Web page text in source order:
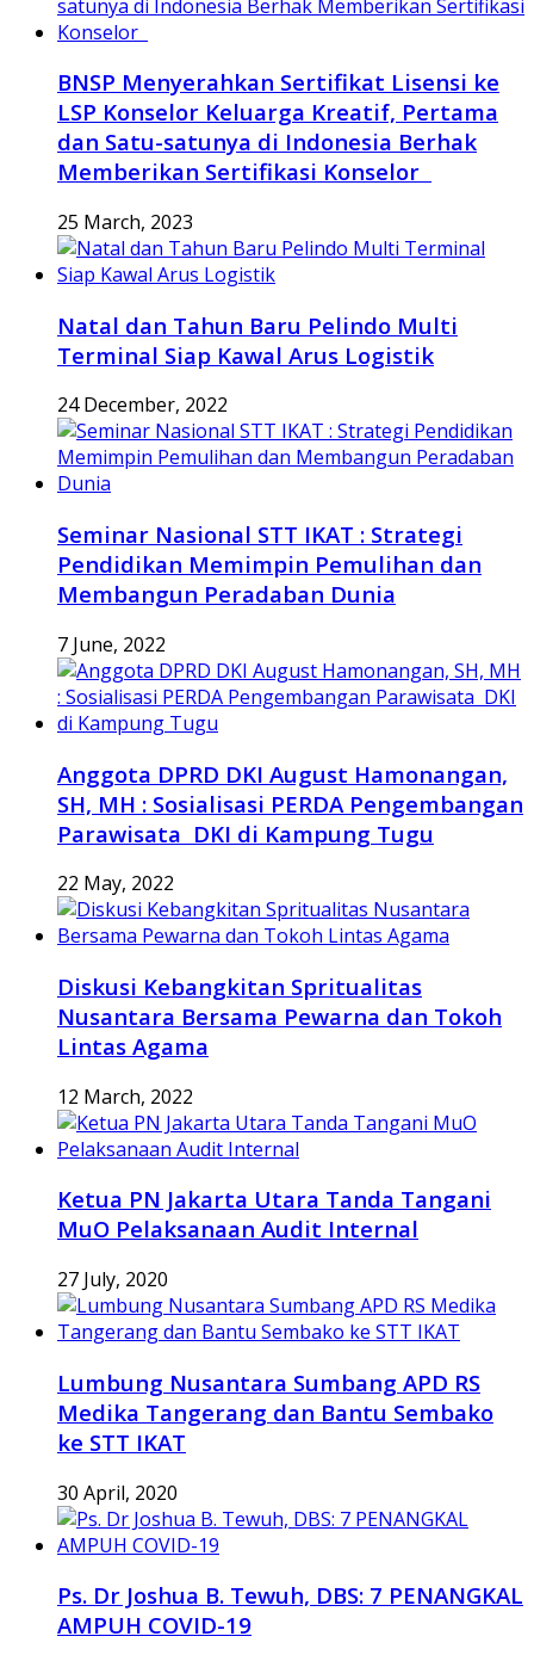
BNSP Menyerahkan Sertifikat Lisensi ke
LSP Konselor Keluarga Kreatif, Pertama
dan Satu-satunya di Indonesia Berhak
Memberikan Sertifikasi Konselor
25 March, 2023
Natal dan Tahun Baru Pelindo Multi
Terminal Siap Kawal Arus Logistik
24 December, 2022
Seminar Nasional STT IKAT : Strategi
Pendidikan Memimpin Pemulihan dan
Membangun Peradaban Dunia
7 June, 2022
Anggota DPRD DKI August Hamonangan,
SH, MH : Sosialisasi PERDA Pengembangan
Parawisata DKI di Kampung Tugu
22 May, 2022
Diskusi Kebangkitan Spritualitas
Nusantara Bersama Pewarna dan Tokoh
Lintas Agama
12 March, 2022
Ketua PN Jakarta Utara Tanda Tangani
MuO Pelaksanaan Audit Internal
27 July, 2020
Lumbung Nusantara Sumbang APD RS
Medika Tangerang dan Bantu Sembako
ke STT IKAT
30 April, 2020
Ps. Dr Joshua B. Tewuh, DBS: 7 PENANGKAL
AMPUH COVID-19